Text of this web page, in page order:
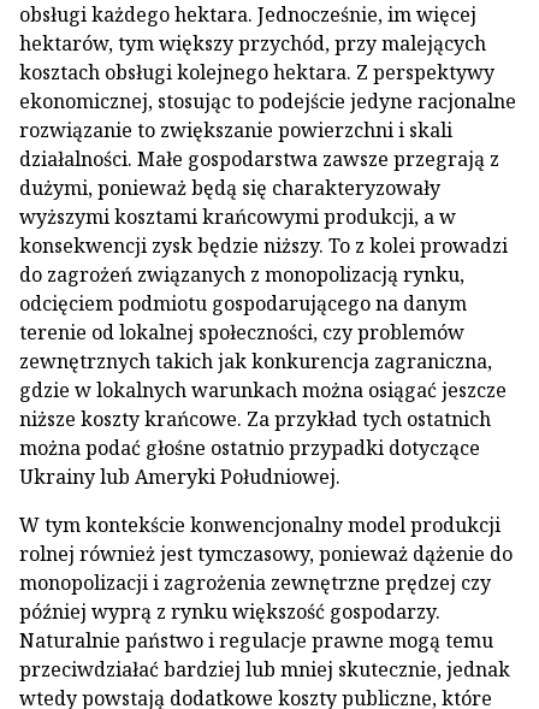
obsługi każdego hektara. Jednocześnie, im więcej
hektarów, tym większy przychód, przy malejących
kosztach obsługi kolejnego hektara. Z perspektywy
ekonomicznej, stosując to podejście jedyne racjonalne
rozwiązanie to zwiększanie powierzchni i skali
działalności. Małe gospodarstwa zawsze przegrają z
dużymi, ponieważ będą się charakteryzowały
wyższymi kosztami krańcowymi produkcji, a w
konsekwencji zysk będzie niższy. To z kolei prowadzi
do zagrożeń związanych z monopolizacją rynku,
odcięciem podmiotu gospodarującego na danym
terenie od lokalnej społeczności, czy problemów
zewnętrznych takich jak konkurencja zagraniczna,
gdzie w lokalnych warunkach można osiągać jeszcze
niższe koszty krańcowe. Za przykład tych ostatnich
można podać głośne ostatnio przypadki dotyczące
Ukrainy lub Ameryki Południowej.
W tym kontekście konwencjonalny model produkcji
rolnej również jest tymczasowy, ponieważ dążenie do
monopolizacji i zagrożenia zewnętrzne prędzej czy
później wyprą z rynku większość gospodarzy.
Naturalnie państwo i regulacje prawne mogą temu
przeciwdziałać bardziej lub mniej skutecznie, jednak
wtedy powstają dodatkowe koszty publiczne, które